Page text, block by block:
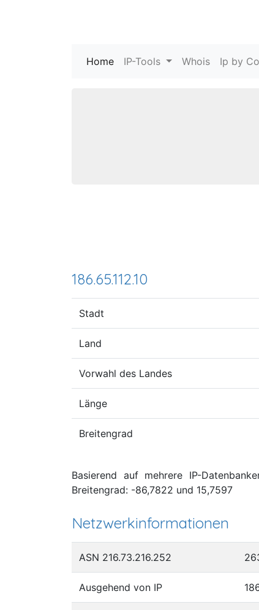
Home (current)
IP-Tools Whois Ip by
186.65.112.10
Stadt
Land
Vorwahl des Landes
Länge
Breitengrad
Basierend auf mehrere IP-
Breitengrad: -86,7822 und 15,7597
Netzwerkinformationen
ASN 216.73.216.252
Ausgehend von IP